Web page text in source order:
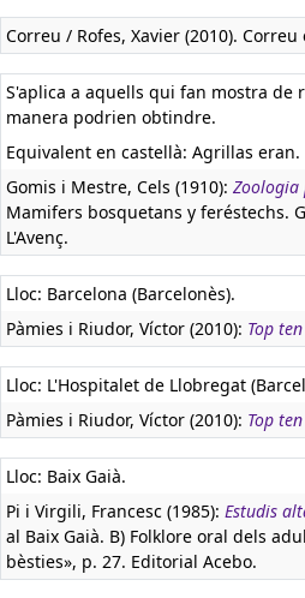
Correu / Rofes, Xavier (2010).
S'aplica a aquells qui fan mostra de
manera podrien obtindre.
Equivalent en castellà: Agrillas eran.
Gomis i Mestre, Cels (1910):
Mamifers bosquetans y feréstechs.
L'Avenç.
Lloc: Barcelona (Barcelonès).
Pàmies i Riudor, Víctor (2010): Top
Lloc: L'Hospitalet de Llobregat
Pàmies i Riudor, Víctor (2010): Top
Lloc: Baix Gaià.
Pi i Virgili, Francesc (1985): Estudis
al Baix Gaià. B) Folklore oral dels
bèsties», p. 27. Editorial Acebo.